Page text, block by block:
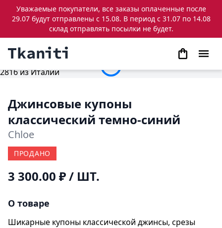
Уважаемые покупатели, все заказы оплаченные после
29.07 будут отправлены с 15.08. В период с 31.07 по 14.08
склад отправлять посылки не будет.
Джинсовые купоны
классический темно-синий
Chloe
ПРОДАНО
3 300.00 ₽/ ШТ.
О товаре
Шикарные купоны классической джинсы, срезы